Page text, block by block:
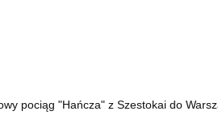
pociąg "Hańcza" z Szestokai do